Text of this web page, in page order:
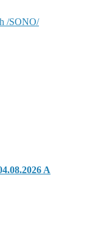
/SONO/
A